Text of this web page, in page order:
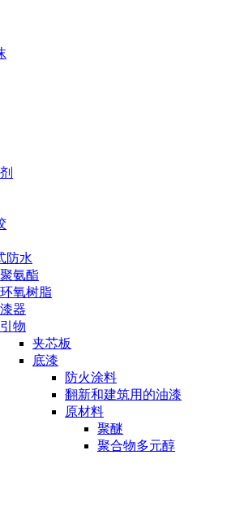
防水
聚氨酯
环氧树脂
漆器
引物
夹芯板
底漆
防火涂料
翻新和建筑用的油漆
原材料
聚醚
聚合物多元醇